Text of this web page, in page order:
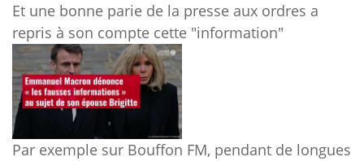
Et une bonne parie de la presse aux ordres a
repris à son compte cette "information"
Par exemple sur Bouffon FM, pendant de longues